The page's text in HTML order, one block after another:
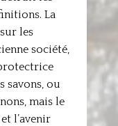
La
les
société,
savons, ou
mais le
l’avenir